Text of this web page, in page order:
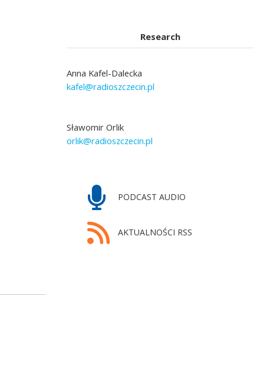
Research
Anna Kafel-Dalecka
kafel@radioszczecin.pl
Sławomir Orlik
orlik@radioszczecin.pl
PODCAST AUDIO
AKTUALNOŚCI RSS